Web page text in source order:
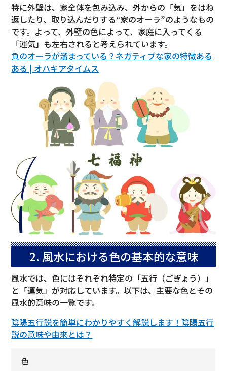
特に外壁は、家全体を包み込み、外からの「気」をはね
返したり、取り込んだりする“家のオーラ”のようなもの
です。よって、外壁の色によって、家庭に入ってくる
「運気」も左右されると考えられています。
負のオーラが溜まっている？ネガティブな家の特徴ある
ある | オハキアタイムス
2. 風水における色の基本的な意味
風水では、色にはそれぞれ特定の「五行（ごぎょう）」
と「運気」が対応しています。以下は、主要な色とその
風水的意味の一覧です。
陰陽五行説を簡単にわかりやすく解説します！陰陽五行
説の意味や由来とは？
色